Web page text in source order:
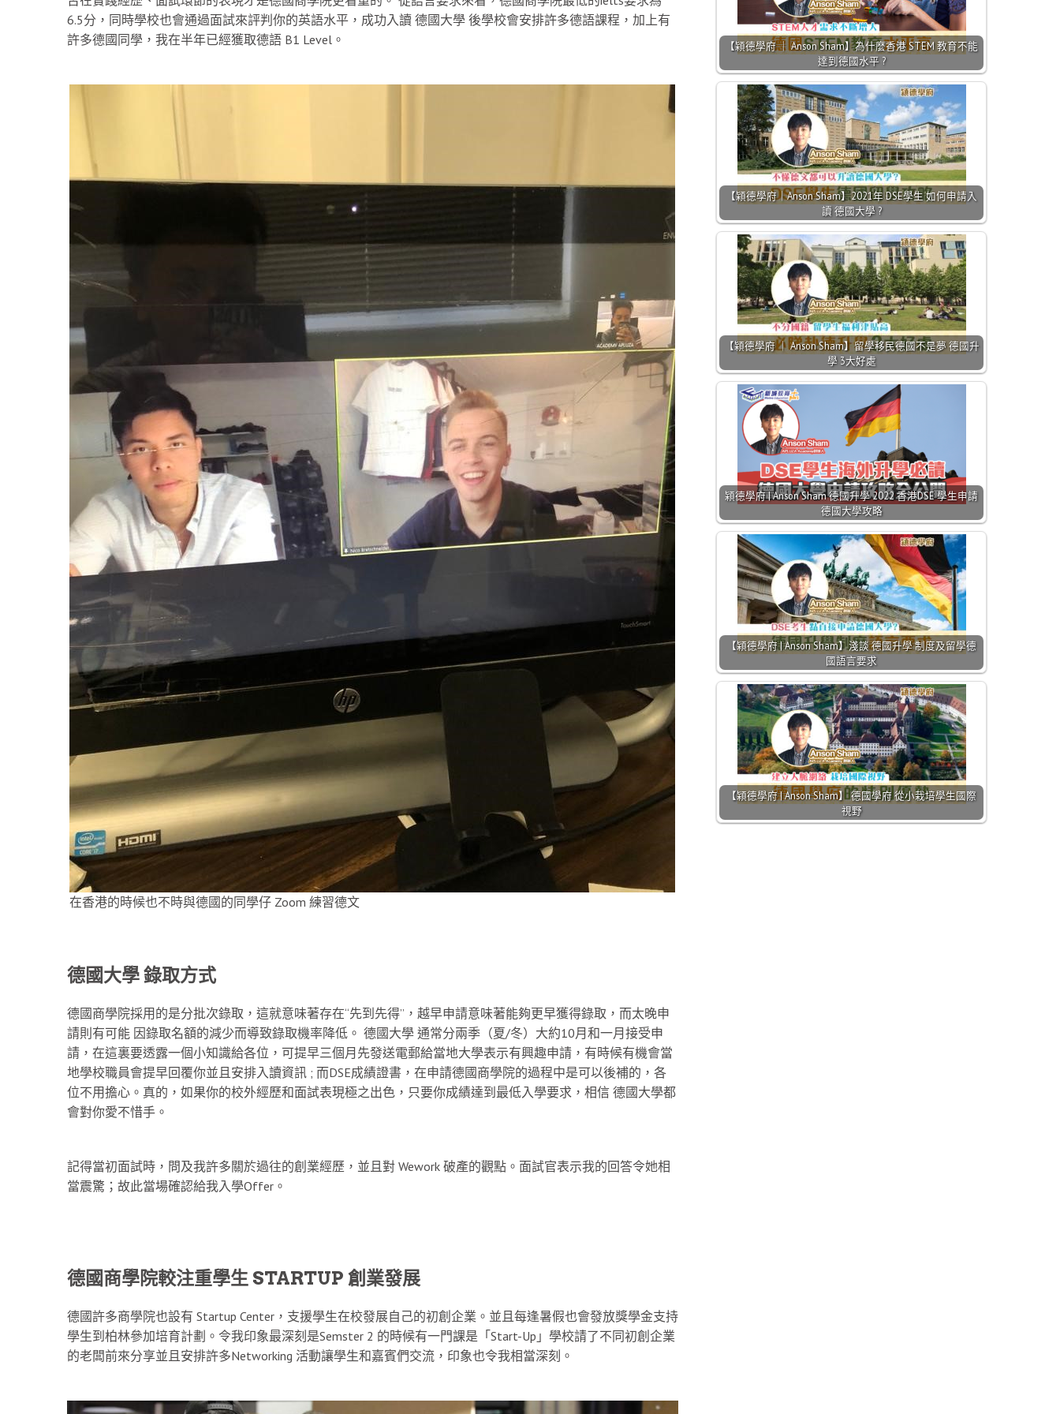
6.5分，同時學校也會通過面試來評判你的英語水平，成功入讀 德國大學 後學校會安排許多德語課程，加上有
許多德國同學，我在半年已經獲取德語 B1 Level。
在香港的時候也不時與德國的同學仔 Zoom 練習德文
德國大學 錄取方式
德國商學院採用的是分批次錄取，這就意味著存在“先到先得”，越早申請意味著能夠更早獲得錄取，而太晚申
請則有可能 因錄取名額的減少而導致錄取機率降低。 德國大學 通常分兩季（夏/冬）大約10月和一月接受申
請，在這裏要透露一個小知識給各位，可提早三個月先發送電郵給當地大學表示有興趣申請，有時候有機會當
地學校職員會提早回覆你並且安排入讀資訊 ; 而DSE成績證書，在申請德國商學院的過程中是可以後補的，各
位不用擔心。真的，如果你的校外經歷和面試表現極之出色，只要你成績達到最低入學要求，相信 德國大學都
會對你愛不惜手。
記得當初面試時，問及我許多關於過往的創業經歷，並且對 Wework 破產的觀點。面試官表示我的回答令她相
當震驚；故此當場確認給我入學Offer。
德國商學院較注重學生 STARTUP 創業發展
德國許多商學院也設有 Startup Center，支援學生在校發展自己的初創企業。並且每逢暑假也會發放獎學金支持
學生到柏林參加培育計劃。令我印象最深刻是Semster 2 的時候有一門課是「Start-Up」學校請了不同初創企業
的老闆前來分享並且安排許多Networking 活動讓學生和嘉賓們交流，印象也令我相當深刻。
【㯋德學府 ｜ Anson Sham】為什麼香港 STEM 教育不能
達到德國水平 ?
【㯋德學府｜Anson Sham】2021年 DSE學生 如何申請入
讀 德國大學 ?
【㯋德學府 ｜ Anson Sham】留學移民德國不是夢 德國升
學 3大好處
㯋德學府 | Anson Sham 德國升學 2022 香港DSE 學生申請
德國大學攻略
【㯋德學府 | Anson Sham】淺談 德國升學 制度及留學德
國語言要求
【㯋德學府 | Anson Sham】 德國學府 從小栽培學生國際
視野